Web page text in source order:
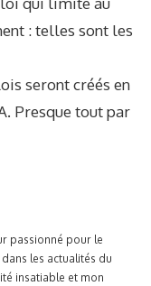
: telles sont les
seront créés en
Presque tout par
passionné pour le
les actualités du
insatiable et mon